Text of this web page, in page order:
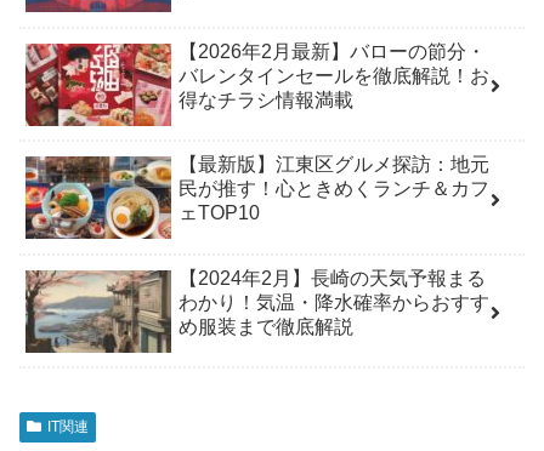
【2026年2月最新】バローの節分・
バレンタインセールを徹底解説！お
得なチラシ情報満載
【最新版】江東区グルメ探訪：地元
民が推す！心ときめくランチ＆カフ
ェTOP10
【2024年2月】長崎の天気予報まる
わかり！気温・降水確率からおすす
め服装まで徹底解説
IT関連